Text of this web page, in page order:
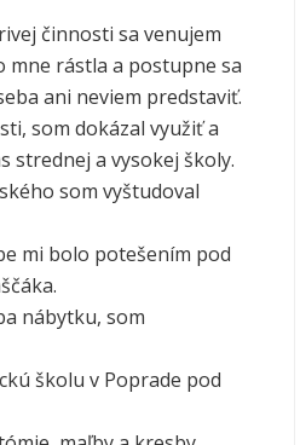
činnosti sa venujem
mne rástla a postupne sa
ani neviem predstaviť.
som dokázal využiť a
strednej a vysokej školy.
som vyštudoval
mi bolo potešením pod
nábytku, som
školu v Poprade pod